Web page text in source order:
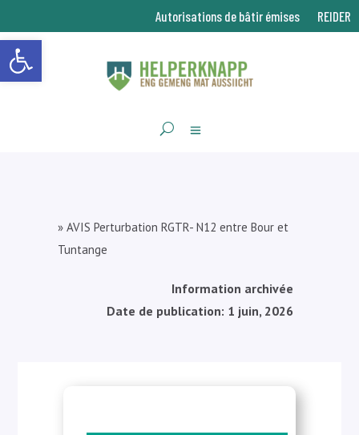
Ouvrir la barre d’outils
Autorisations de bâtir émises REIDER
» AVIS Perturbation RGTR- N12 entre Bour et
Tuntange
Information archivée
Date de publication: 1 juin, 2026